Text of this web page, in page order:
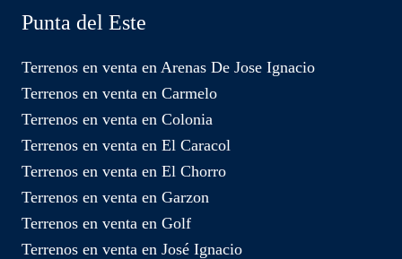
Punta del Este
Terrenos en venta en Arenas De Jose Ignacio
Terrenos en venta en Carmelo
Terrenos en venta en Colonia
Terrenos en venta en El Caracol
Terrenos en venta en El Chorro
Terrenos en venta en Garzon
Terrenos en venta en Golf
Terrenos en venta en José Ignacio